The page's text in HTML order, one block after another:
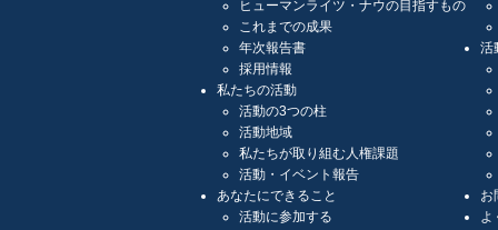
ヒューマンライツ・ナウの目指すもの
これまでの成果
年次報告書
採用情報
私たちの活動
活動の3つの柱
活動地域
私たちが取り組む人権課題
活動・イベント報告
あなたにできること
活動に参加する
活
お
よ